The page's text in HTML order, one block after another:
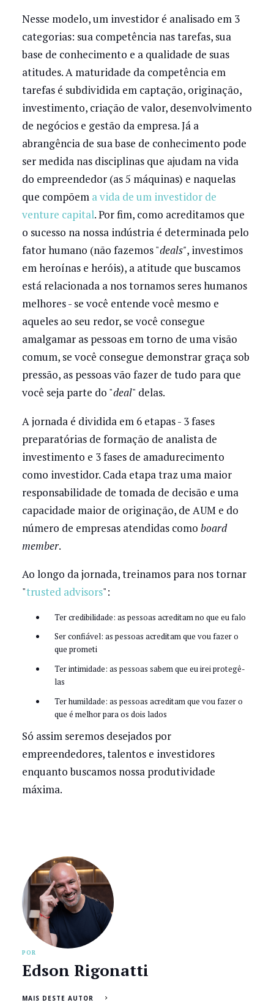
Nesse modelo, um investidor é analisado em 3
categorias: sua competência nas tarefas, sua
base de conhecimento e a qualidade de suas
atitudes. A maturidade da competência em
tarefas é subdividida em captação, originação,
investimento, criação de valor, desenvolvimento
de negócios e gestão da empresa. Já a
abrangência de sua base de conhecimento pode
ser medida nas disciplinas que ajudam na vida
do empreendedor (as 5 máquinas) e naquelas
que compõem a vida de um investidor de
venture capital. Por fim, como acreditamos que
o sucesso na nossa indústria é determinada pelo
fator humano (não fazemos "deals", investimos
em heroínas e heróis), a atitude que buscamos
está relacionada a nos tornamos seres humanos
melhores - se você entende você mesmo e
aqueles ao seu redor, se você consegue
amalgamar as pessoas em torno de uma visão
comum, se você consegue demonstrar graça sob
pressão, as pessoas vão fazer de tudo para que
você seja parte do "deal" delas.
A jornada é dividida em 6 etapas - 3 fases
preparatórias de formação de analista de
investimento e 3 fases de amadurecimento
como investidor. Cada etapa traz uma maior
responsabilidade de tomada de decisão e uma
capacidade maior de originação, de AUM e do
número de empresas atendidas como board
member.
Ao longo da jornada, treinamos para nos tornar
"trusted advisors":
Ter credibilidade: as pessoas acreditam no que eu falo
Ser confiável: as pessoas acreditam que vou fazer o
que prometi
Ter intimidade: as pessoas sabem que eu irei protegê-
las
Ter humildade: as pessoas acreditam que vou fazer o
que é melhor para os dois lados
Só assim seremos desejados por
empreendedores, talentos e investidores
enquanto buscamos nossa produtividade
máxima.
POR
Edson Rigonatti
MAIS DESTE AUTOR